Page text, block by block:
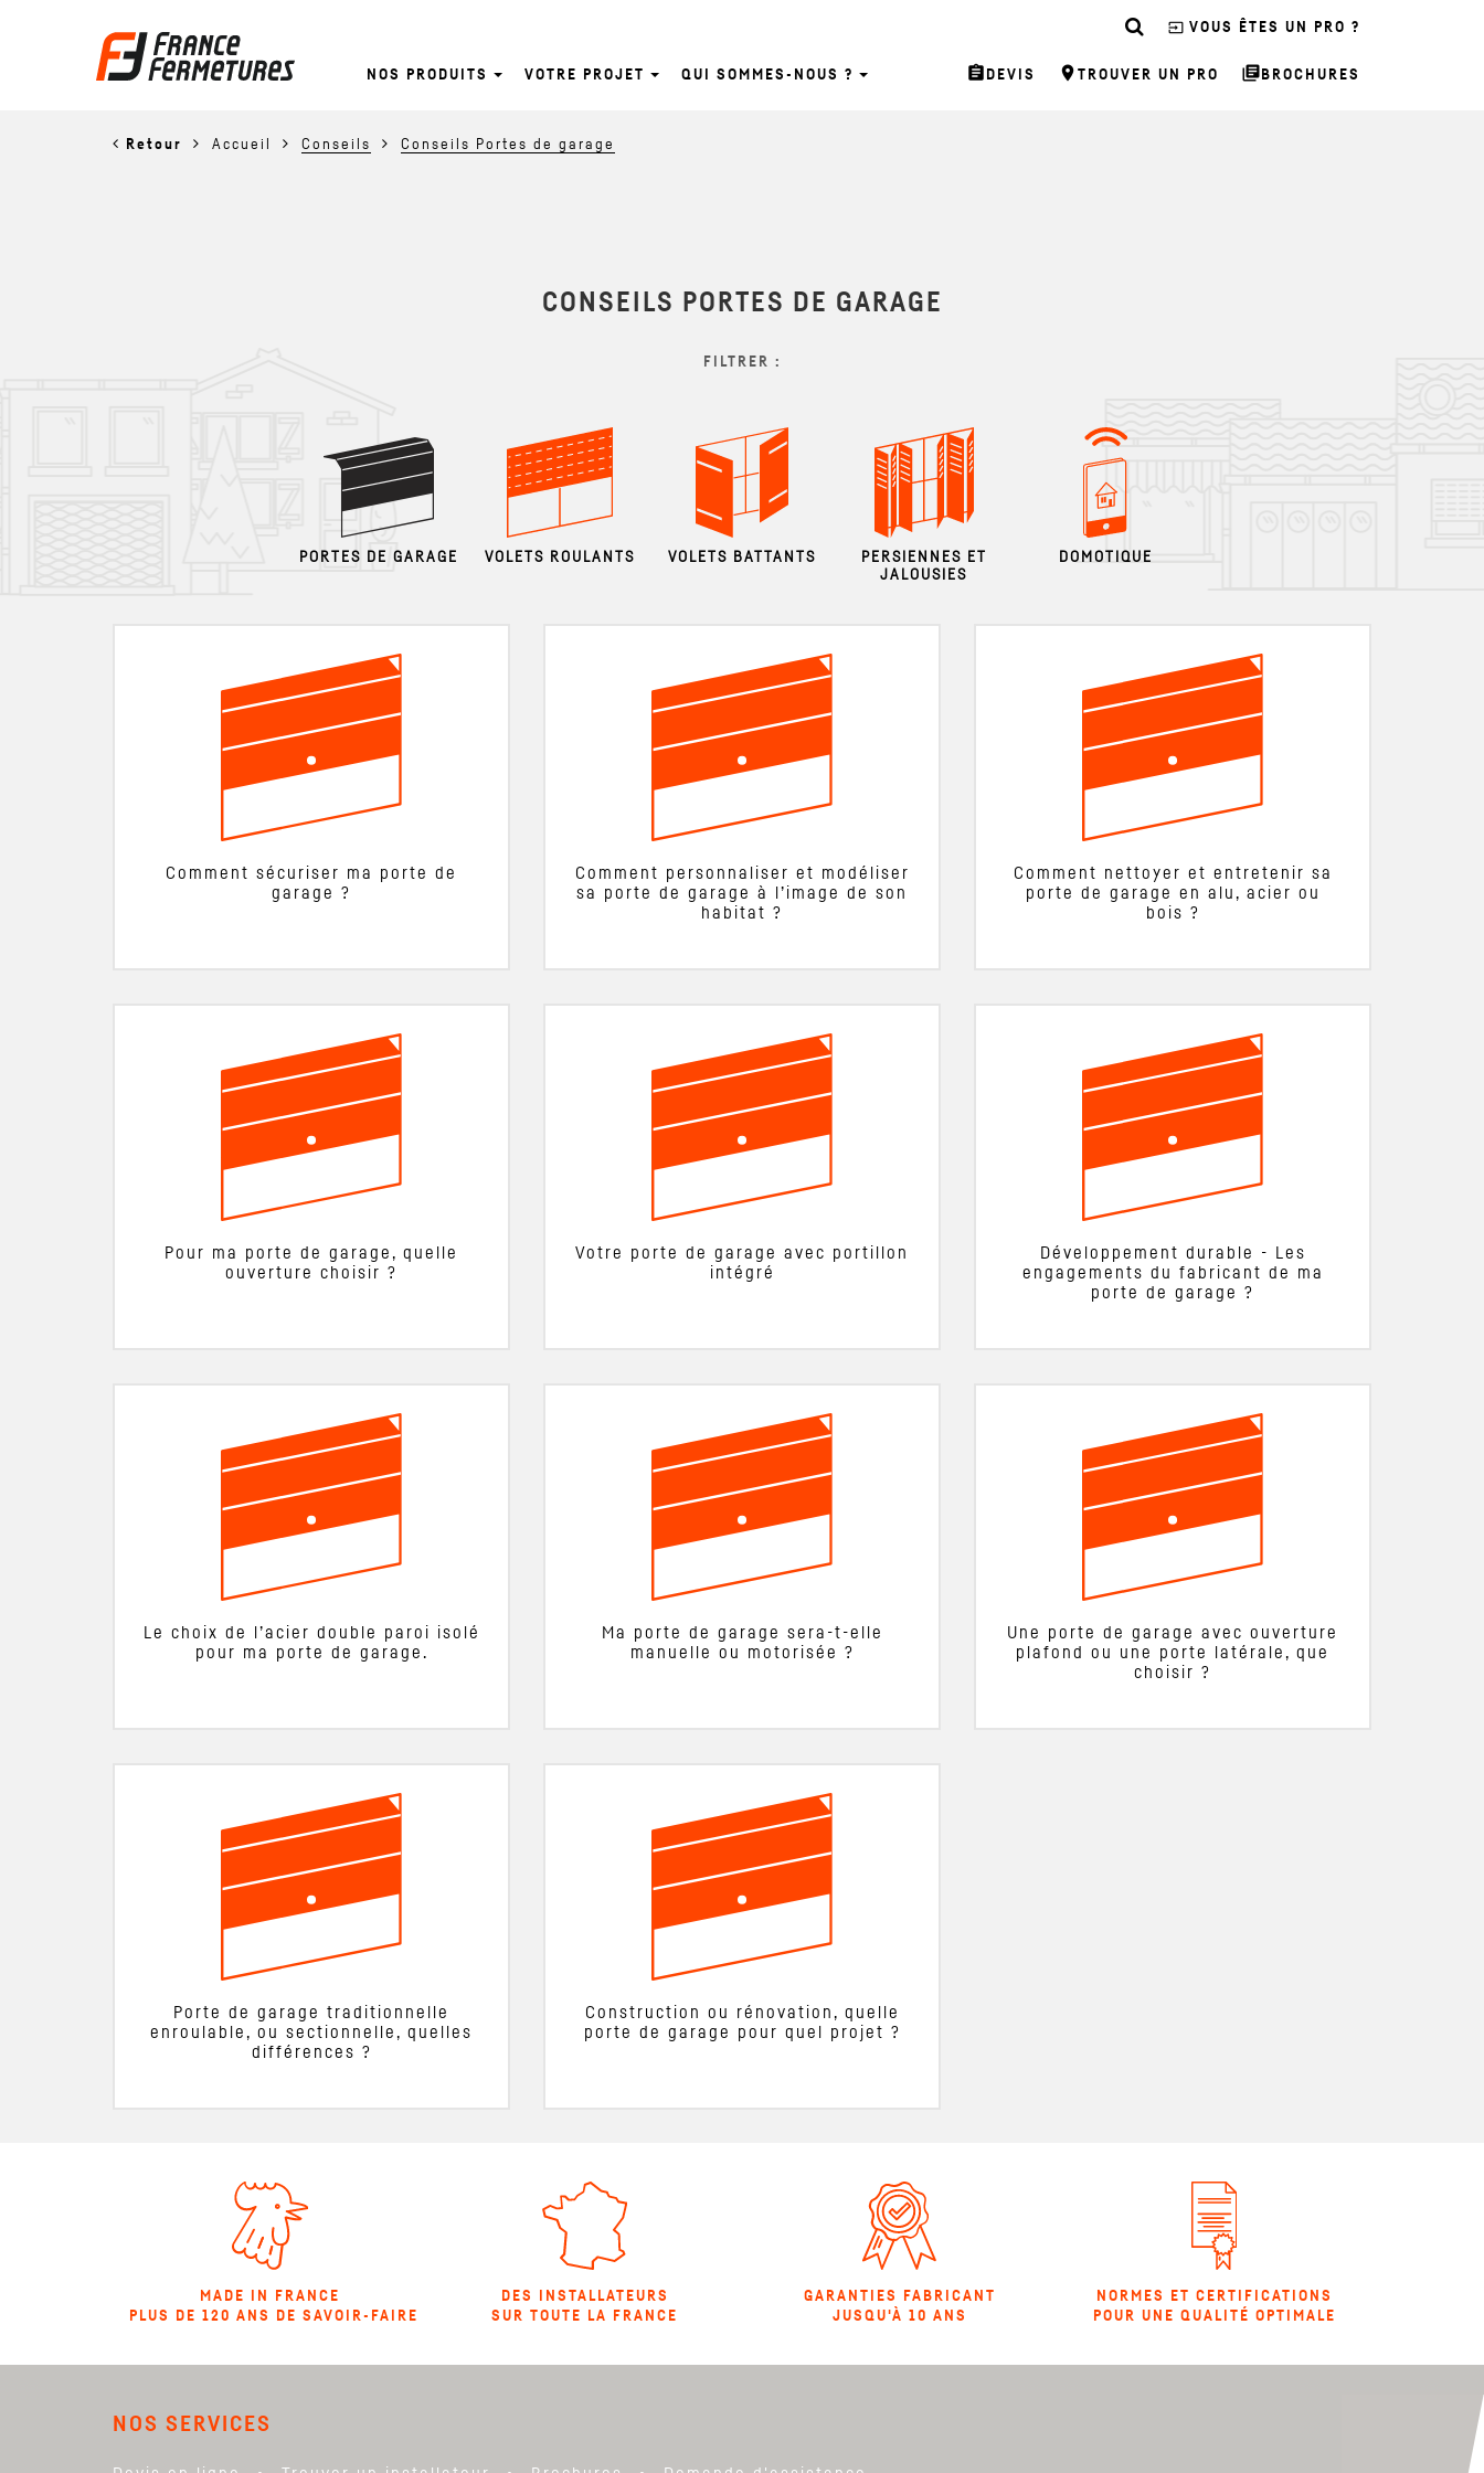
NOS PRODUITS VOTRE PROJET QUI SOMMES-NOUS ? assignment DEVIS room TROUVER UN PRO library_books BROCHURES
input VOUS ÊTES UN PRO ?
Retour Accueil Conseils Conseils Portes de garage
CONSEILS PORTES DE GARAGE
FILTRER :
PORTES DE GARAGE VOLETS ROULANTS VOLETS BATTANTS
PERSIENNES ET
JALOUSIES
DOMOTIQUE
Comment sécuriser ma porte de
garage ?
Comment personnaliser et modéliser
sa porte de garage à l’image de son
habitat ?
Comment nettoyer et entretenir sa
porte de garage en alu, acier ou
bois ?
Pour ma porte de garage, quelle
ouverture choisir ?
Votre porte de garage avec portillon
intégré
Développement durable - Les
engagements du fabricant de ma
porte de garage ?
Le choix de l’acier double paroi isolé
pour ma porte de garage.
Ma porte de garage sera-t-elle
manuelle ou motorisée ?
Une porte de garage avec ouverture
plafond ou une porte latérale, que
choisir ?
Porte de garage traditionnelle
enroulable, ou sectionnelle, quelles
différences ?
Construction ou rénovation, quelle
porte de garage pour quel projet ?
MADE IN FRANCE
PLUS DE 120 ANS DE SAVOIR-FAIRE
DES INSTALLATEURS
SUR TOUTE LA FRANCE
GARANTIES FABRICANT
JUSQU'À 10 ANS
NORMES ET CERTIFICATIONS
POUR UNE QUALITÉ OPTIMALE
NOS SERVICES